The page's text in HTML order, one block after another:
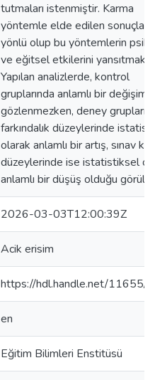
tutmaları istenmiştir. Karma
yöntemle elde edilen sonuçlar
yönlü olup bu yöntemlerin
ve eğitsel etkilerini
Yapılan analizlerde, kontrol
gruplarında anlamlı bir değişim
gözlenmezken, deney
farkındalık düzeylerinde
olarak anlamlı bir artış, sınav
düzeylerinde ise istatistiksel
anlamlı bir düşüş olduğu
2026-03-03T12:00:39Z
Acik erisim
https://hdl.handle.net/11655/
en
Eğitim Bilimleri Enstitüsü